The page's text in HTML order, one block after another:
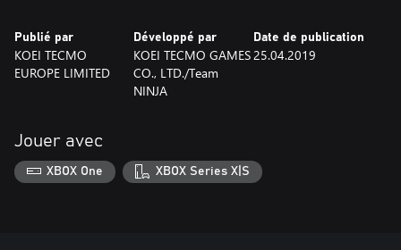
Publié par
KOEI TECMO
EUROPE LIMITED
Développé par
KOEI TECMO GAMES
CO., LTD./Team
NINJA
Date de publication
25.04.2019
Jouer avec
XBOX One XBOX Series X|S